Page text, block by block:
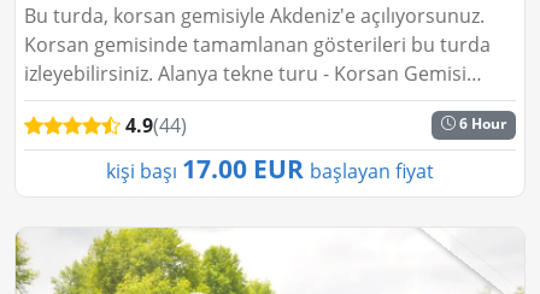
Bu turda, korsan gemisiyle Akdeniz'e açılıyorsunuz.
Korsan gemisinde tamamlanan gösterileri bu turda
izleyebilirsiniz. Alanya tekne turu - Korsan Gemisi
sırasında Alanya'nın en güzel koylarında gezme
deneyimi su...
4.9(44) 6 Hour
kişi başı 17.00 EUR başlayan fiyat